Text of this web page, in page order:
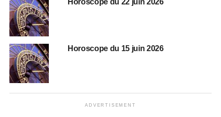
Horoscope du 22 juin 2026
Horoscope du 15 juin 2026
ADVERTISEMENT